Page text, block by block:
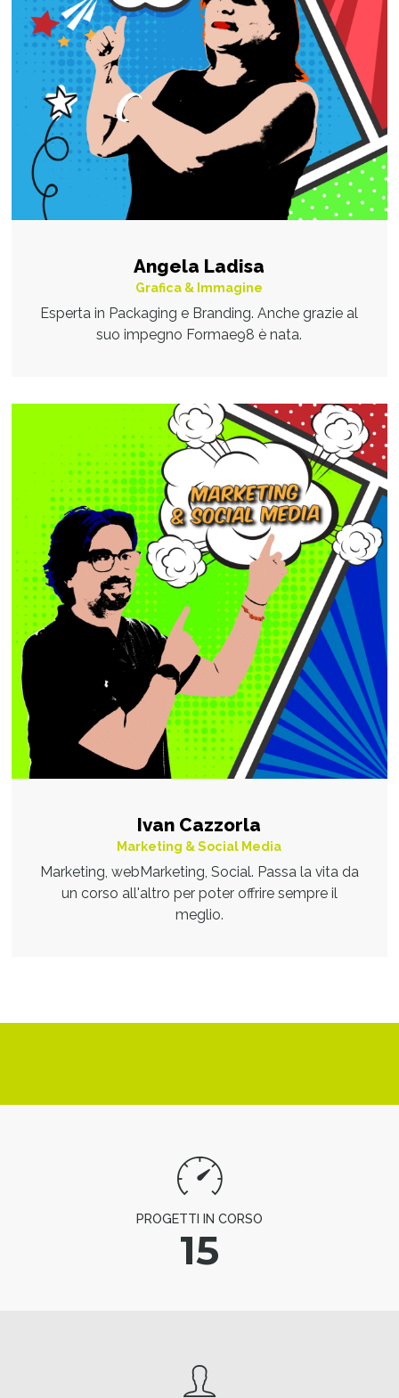
Angela Ladisa
Grafica & Immagine
Esperta in Packaging e Branding. Anche grazie al
suo impegno Formae98 è nata.
Ivan Cazzorla
Marketing & Social Media
Marketing, webMarketing, Social. Passa la vita da
un corso all'altro per poter offrire sempre il
meglio.
PROGETTI IN CORSO
15